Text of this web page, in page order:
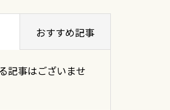
おすすめ記事
記事はございませ